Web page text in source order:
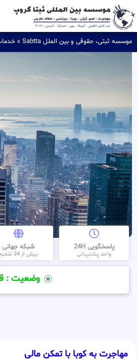
موسسه ثبتی، حقوقی و بین الملل Sabtta »
پاسخگویی 24H
واحد پشتیبانی
شبکه جهانی
بیش از 34 شعبه
وضعیت : قابل
مهاجرت به کوبا با تمکن مالی